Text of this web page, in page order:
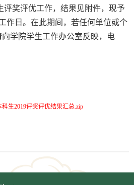
奖评优工作， 结果见附件，现予
作日。在此期间，若任何单位或个
学院学生工作办公室反映，电
生2019评奖评优结果汇总.zip